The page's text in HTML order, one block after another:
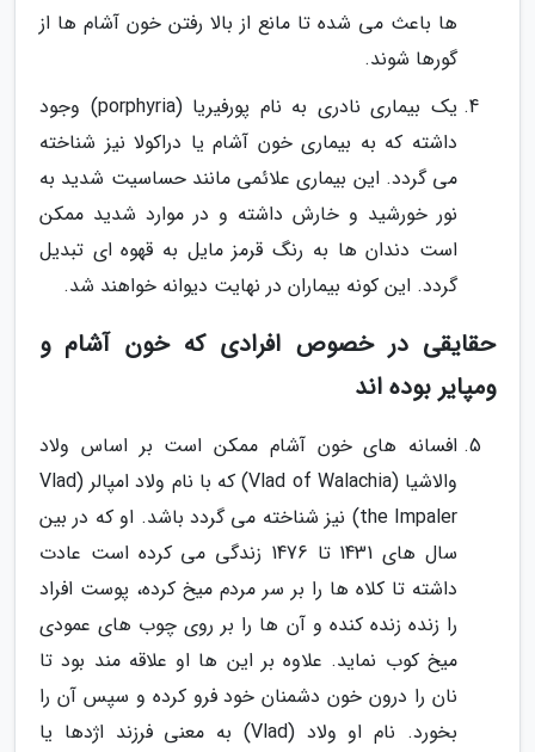
ها باعث می شده تا مانع از بالا رفتن خون آشام ها از
گورها شوند.
یک بیماری نادری به نام پورفیریا (porphyria) وجود
داشته که به بیماری خون آشام یا دراکولا نیز شناخته
می گردد. این بیماری علائمی مانند حساسیت شدید به
نور خورشید و خارش داشته و در موارد شدید ممکن
است دندان ها به رنگ قرمز مایل به قهوه ای تبدیل
گردد. این کونه بیماران در نهایت دیوانه خواهند شد.
حقایقی در خصوص افرادی که خون آشام و
ومپایر بوده اند
افسانه های خون آشام ممکن است بر اساس ولاد
والاشیا (Vlad of Walachia) که با نام ولاد امپالر (Vlad
the Impaler) نیز شناخته می گردد باشد. او که در بین
سال های 1431 تا 1476 زندگی می کرده است عادت
داشته تا کلاه ها را بر سر مردم میخ کرده، پوست افراد
را زنده زنده کنده و آن ها را بر روی چوب های عمودی
میخ کوب نماید. علاوه بر این ها او علاقه مند بود تا
نان را درون خون دشمنان خود فرو کرده و سپس آن را
بخورد. نام او ولاد (Vlad) به معنی فرزند اژدها یا